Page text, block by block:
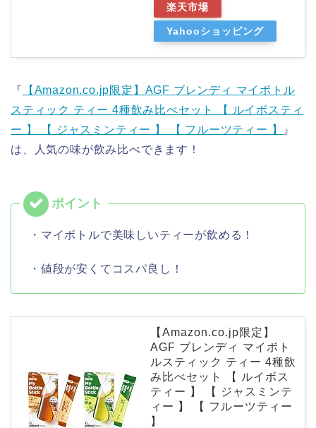
楽天市場
Yahooショッピング
『
【Amazon.co.jp限定】AGF ブレンディ マイボトル
スティック ティー 4種飲み比べセット 【 ルイボスティ
ー 】 【 ジャスミンティー 】 【 フルーツティー 】
』
は、人気の味が飲み比べできます！
・マイボトルで美味しいティーが飲める！
・値段が安くてコスパ良し！
【Amazon.co.jp限定】
AGF ブレンディ マイボト
ルスティック ティー 4種飲
み比べセット 【 ルイボス
ティー 】 【 ジャスミンテ
ィー 】 【 フルーツティー
】